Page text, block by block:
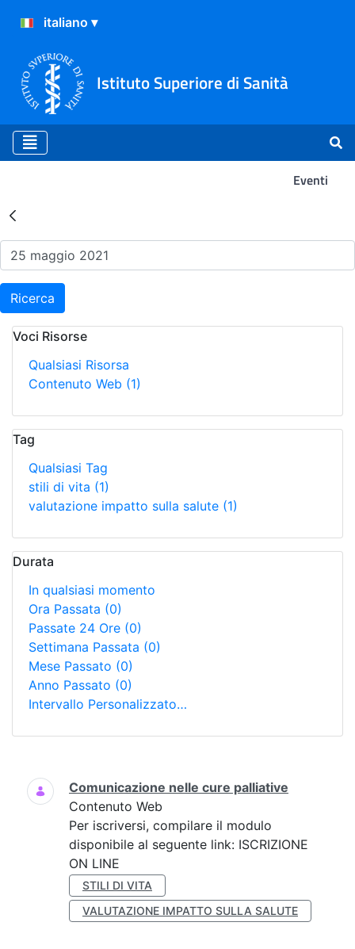
Istituto Superiore di Sanità
Eventi
Risultati della Ricerca -
Ricerca
Voci Risorse
Qualsiasi Risorsa
Contenuto Web (1)
Tag
Qualsiasi Tag
stili di vita (1)
valutazione impatto sulla salute (1)
Durata
In qualsiasi momento
Ora Passata (0)
Passate 24 Ore (0)
Settimana Passata (0)
Mese Passato (0)
Anno Passato (0)
Intervallo Personalizzato…
Ricerca
Comunicazione nelle cure palliative
Contenuto Web
Per iscriversi, compilare il modulo
disponibile al seguente link: ISCRIZIONE
ON LINE
STILI DI VITA
VALUTAZIONE IMPATTO SULLA SALUTE